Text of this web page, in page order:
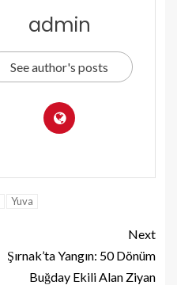
admin
See author's posts
Yuva
Next
Şırnak’ta Yangın: 50 Dönüm
Buğday Ekili Alan Ziyan